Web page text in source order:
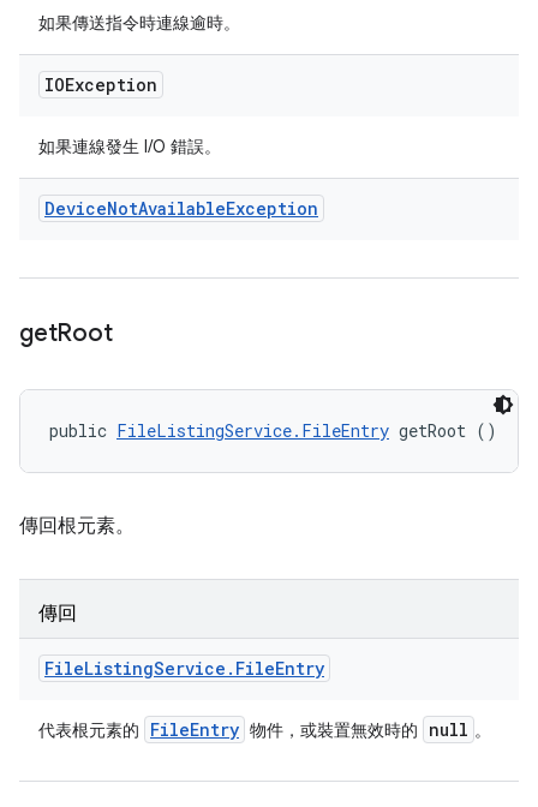
如果傳送指令時連線逾時。
IOException
如果連線發生 I/O 錯誤。
DeviceNotAvailableException
getRoot
public FileListingService.FileEntry getRoot ()
傳回根元素。
傳回
FileListingService . FileEntry
代表根元素的 FileEntry 物件，或裝置無效時的 null 。